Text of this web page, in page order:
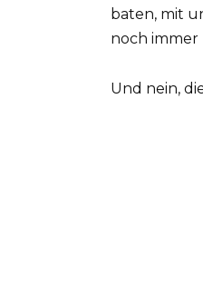
baten, mit
noch immer
Und nein,